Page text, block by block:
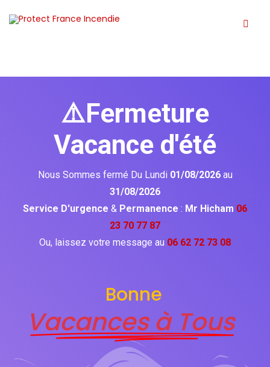
⚠️Fermeture
Vacance d'été
Nous Sommes fermé Du Lundi 01/08/2026 au
31/08/2026
Service D'urgence & Permanence : Mr Hicham 06
23 70 77 87
Ou, laissez votre message au 06 62 72 73 08
Bonne
Vacances à Tous